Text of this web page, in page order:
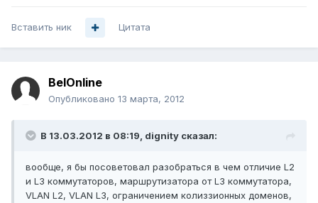
Вставить ник Цитата
BelOnline
Опубликовано 13 марта, 2012
В 13.03.2012 в 08:19, dignity сказал:
вообще, я бы посоветовал разобраться в чем отличие L2
и L3 коммутаторов, маршрутизатора от L3 коммутатора,
VLAN L2, VLAN L3, ограничением колиззионных доменов,